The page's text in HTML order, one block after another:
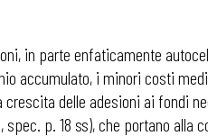
in parte enfaticamente
accumulato, i minori costi
delle adesioni ai fondi
spec. p. 18 ss), che portano